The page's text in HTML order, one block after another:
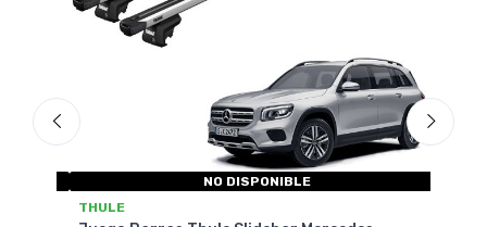
NO DISPONIBLE
THULE